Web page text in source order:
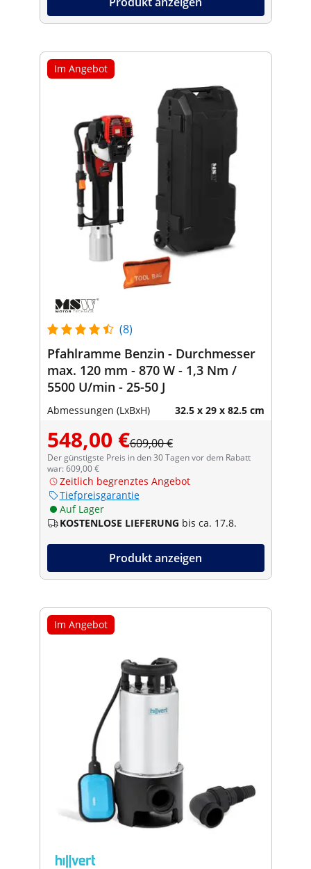
Im Angebot
(8)
Pfahlramme Benzin - Durchmesser
max. 120 mm - 870 W - 1,3 Nm /
5500 U/min - 25-50 J
Abmessungen (LxBxH) 32.5 x 29 x 82.5 cm
548,00 €609,00 €
Der günstigste Preis in den 30 Tagen vor dem Rabatt
war: 609,00 €
Zeitlich begrenztes Angebot
Tiefpreisgarantie
Auf Lager
KOSTENLOSE LIEFERUNG bis ca. 17.8.
Produkt anzeigen
Im Angebot